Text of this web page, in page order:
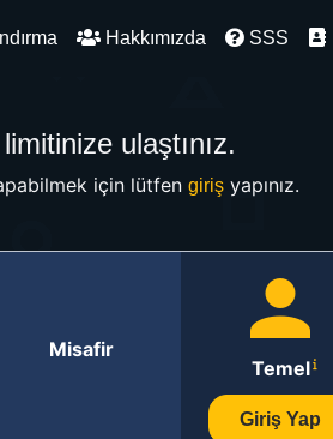
Hakkımızda SSS
ulaştınız.
için lütfen girişyapınız.
Misafir
Temel
Giriş Yap